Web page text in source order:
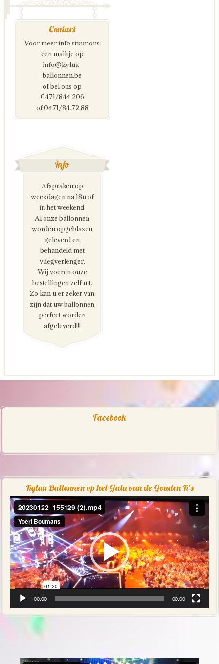
Contact
Voor meer info stuur ons
een mailtje op
info@kylua-
ballonnen.be
of bel ons op
0471/844.206
of 0471/84.72.88
Info
Afspraken op
weekdagen na 18u of
in het weekend.
Al onze ballonnen
worden opgeblazen
geleverd en
behandeld met
vliegverlenger.
Wij voeren onze
bestellingen zelf uit.
Zo kan u er zeker van
zijn dat uw ballonnen
perfect worden
afgeleverd!!!
Facebook
Kylua Ballonnen op het Gala van de Gouden K’s
Videospeler
00:00 00:00